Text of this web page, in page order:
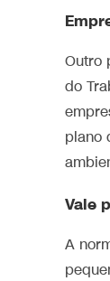
Outro
do
plano
Vale
A